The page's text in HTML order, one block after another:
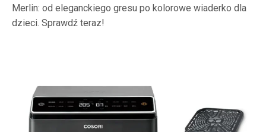
Merlin: od eleganckiego gresu po kolorowe wiaderko dla
dzieci. Sprawdź teraz!